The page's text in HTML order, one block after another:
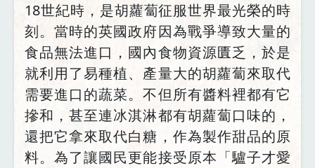
18世紀時，是胡蘿蔔征服世界最光榮的時
刻。當時的英國政府因為戰爭導致大量的
食品無法進口，國內食物資源匱乏，於是
就利用了易種植、產量大的胡蘿蔔來取代
需要進口的蔬菜。不但所有醬料裡都有它
摻和，甚至連冰淇淋都有胡蘿蔔口味的，
還把它拿來取代白糖，作為製作甜品的原
料。為了讓國民更能接受原本「驢子才愛